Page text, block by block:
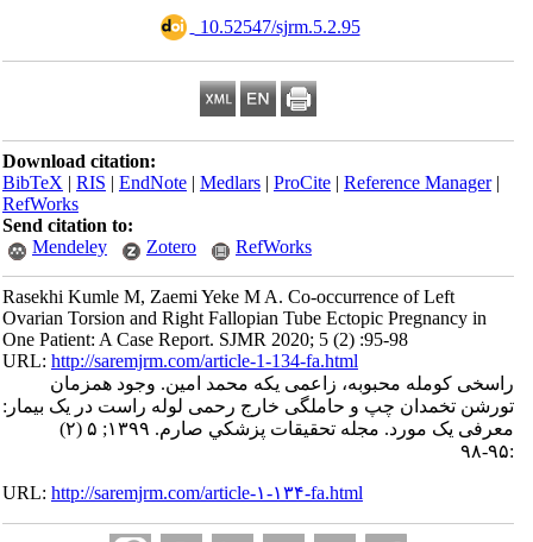
‎ 10.52547/sjrm.5.2.95
Download citation:
BibTeX|RIS|EndNote|Medlars|ProCite|Reference Manager
RefWorks
Send citation to:
Mendeley
Zotero RefWorks
Rasekhi Kumle M, Zaemi Yeke M A. Co-occurrence of Left
Ovarian Torsion and Right Fallopian Tube Ectopic Pregnancy in
One Patient: A Case Report. SJMR 2020; 5 (2) :95-98
URL:http://saremjrm.com/article-1-134-fa.html
راسخی کومله محبوبه، زاعمی یکه محمد امین. وجود همزمان
تورشن تخمدان چپ و حاملگی خارج رحمی لوله راست در یک بیمار:
معرفی یک مورد. مجله تحقيقات پزشكي صارم. ۱۳۹۹; ۵ (۲)
URL:http://saremjrm.com/article-۱-۱۳۴-fa.html